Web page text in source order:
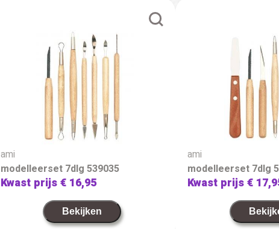
ami
modelleerset 7dlg 539035
Kwast prijs€ 16,95
Bekijken
ami
modelleerset 7dlg
Kwast prijs€